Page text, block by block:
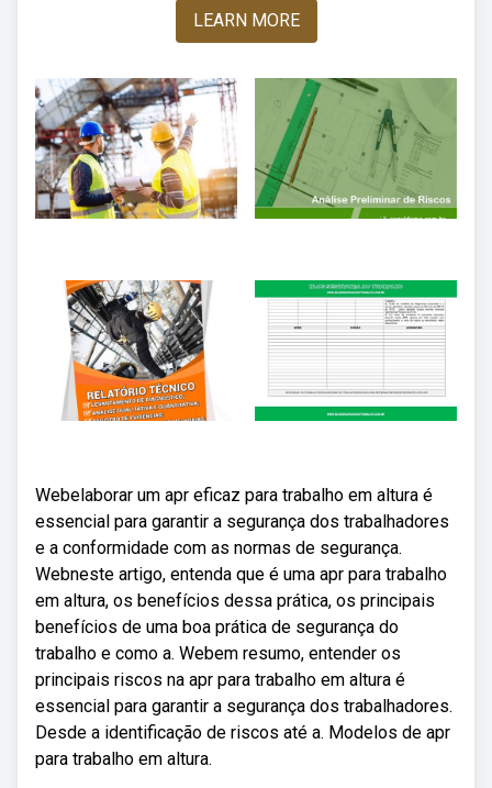
LEARN MORE
Webelaborar um apr eficaz para trabalho em altura é
essencial para garantir a segurança dos trabalhadores
e a conformidade com as normas de segurança.
Webneste artigo, entenda que é uma apr para trabalho
em altura, os benefícios dessa prática, os principais
benefícios de uma boa prática de segurança do
trabalho e como a. Webem resumo, entender os
principais riscos na apr para trabalho em altura é
essencial para garantir a segurança dos trabalhadores.
Desde a identificação de riscos até a. Modelos de apr
para trabalho em altura.